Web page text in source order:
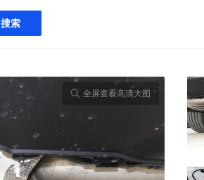
搜索
全屏查看高清大图